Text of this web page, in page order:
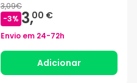
3,09€
-3% 3,00 €
Envio em 24-72h
Adicionar